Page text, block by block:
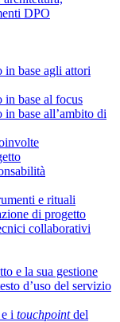
DPO
base agli attori
base al focus
base all’ambito di
e rituali
di progetto
collaborativi
e la sua gestione
d’uso del servizio
i touchpointdel